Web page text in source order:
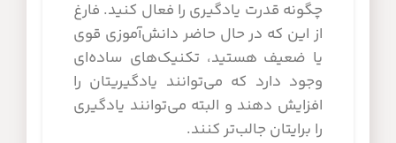
چگونه قدرت یادگیری را فعال کنید. فارغ
از این که در حال حاضر دانش‌آموزی قوی
یا ضعیف هستید، تکنیک‌های ساده‌ای
وجود دارد که می‌توانند یادگیریتان را
افزایش دهند و البته می‌توانند یادگیری
را برایتان جالب‌تر کنند.